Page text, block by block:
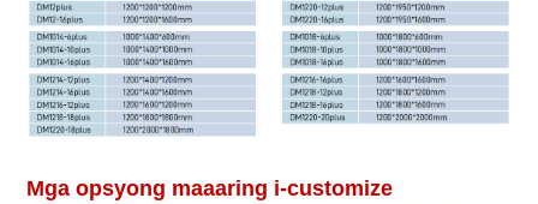
Mga opsyong maaaring i-customize